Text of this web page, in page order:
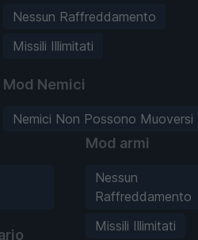
Nessun Raffreddamento
Missili Illimitati
Mod Nemici
Nemici Non Possono Muoversi
Mod armi
Nessun
Raffreddamento
Missili Illimitati